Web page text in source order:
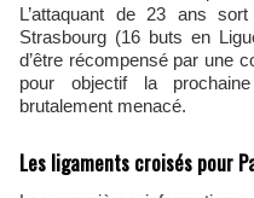
L’attaquant de 23 ans
Strasbourg (16 buts en
d’être récompensé par une
pour objectif la
brutalement menacé.
Les ligaments croisés pour